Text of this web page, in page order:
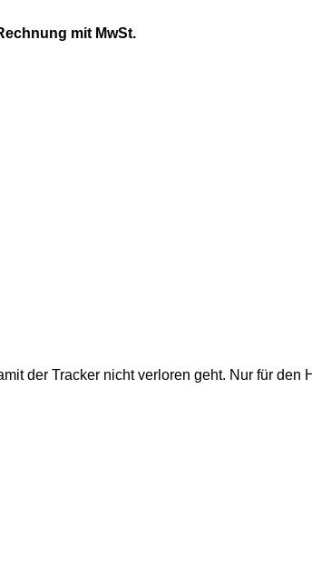
mit MwSt.
der Tracker nicht verloren geht. Nur für den